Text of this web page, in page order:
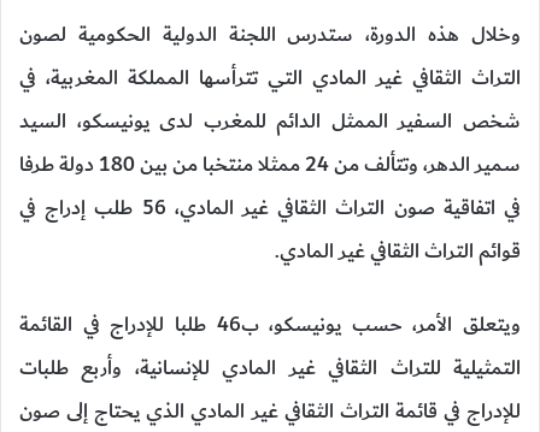
وخلال هذه الدورة، ستدرس اللجنة الدولية الحكومية لصون
التراث الثقافي غير المادي التي تترأسها المملكة المغربية، في
شخص السفير الممثل الدائم للمغرب لدى يونيسكو، السيد
سمير الدهر، وتتألف من 24 ممثلا منتخبا من بين 180 دولة طرفا
في اتفاقية صون التراث الثقافي غير المادي، 56 طلب إدراج في
قوائم التراث الثقافي غير المادي.
ويتعلق الأمر، حسب يونيسكو، ب46 طلبا للإدراج في القائمة
التمثيلية للتراث الثقافي غير المادي للإنسانية، وأربع طلبات
للإدراج في قائمة التراث الثقافي غير المادي الذي يحتاج إلى صون